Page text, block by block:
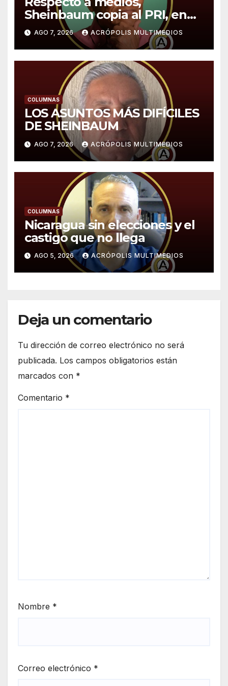
Sheinbaum copia al PRI, en
especial a López Portillo,
expone Sergio Sarmiento
AGO 7, 2026 ACRÓPOLIS MULTIMEDIOS
COLUMNAS
LOS ASUNTOS MÁS DIFÍCILES
DE SHEINBAUM
AGO 7, 2026 ACRÓPOLIS MULTIMEDIOS
COLUMNAS
Nicaragua sin elecciones y el
castigo que no llega
AGO 5, 2026 ACRÓPOLIS MULTIMEDIOS
Deja un comentario
Tu dirección de correo electrónico no será
publicada. Los campos obligatorios están
marcados con *
Comentario *
Nombre *
Correo electrónico *